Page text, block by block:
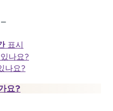
–
표시
나요?
나요?
요?